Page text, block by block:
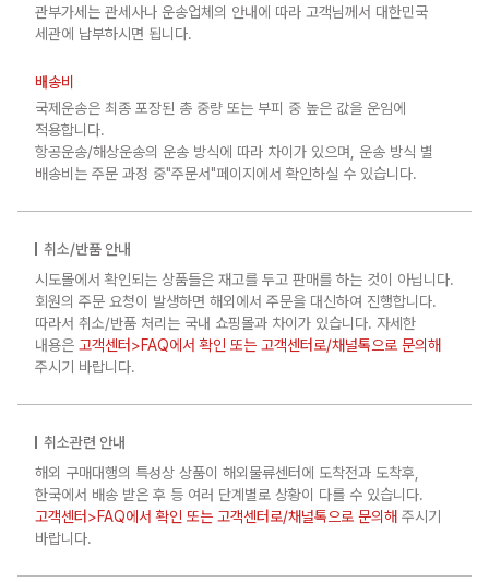
관부가세는 관세사나 운송업체의 안내에 따라 고객님께서 대한민국
세관에 납부하시면 됩니다.
배송비
국제운송은 최종 포장된 총 중량 또는 부피 중 높은 값을 운임에
적용합니다.
항공운송/해상운송의 운송 방식에 따라 차이가 있으며, 운송 방식 별
배송비는 주문 과정 중"주문서"페이지에서 확인하실 수 있습니다.
취소/반품 안내
시도몰에서 확인되는 상품들은 재고를 두고 판매를 하는 것이 아닙니다.
회원의 주문 요청이 발생하면 해외에서 주문을 대신하여 진행합니다.
따라서 취소/반품 처리는 국내 쇼핑몰과 차이가 있습니다. 자세한
내용은 고객센터>FAQ에서 확인 또는 고객센터로/채널톡으로 문의해
주시기 바랍니다.
취소관련 안내
해외 구매대행의 특성상 상품이 해외물류센터에 도착전과 도착후,
한국에서 배송 받은 후 등 여러 단계별로 상황이 다를 수 있습니다.
고객센터>FAQ에서 확인 또는 고객센터로/채널톡으로 문의해 주시기
바랍니다.